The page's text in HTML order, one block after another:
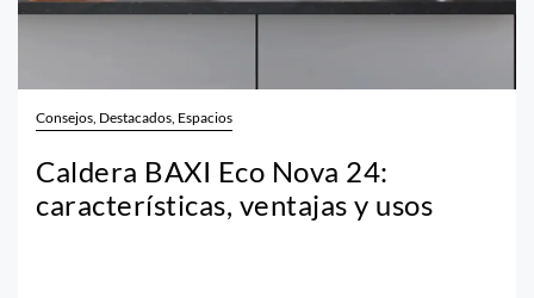
Consejos, Destacados, Espacios
Caldera BAXI Eco Nova 24:
características, ventajas y usos